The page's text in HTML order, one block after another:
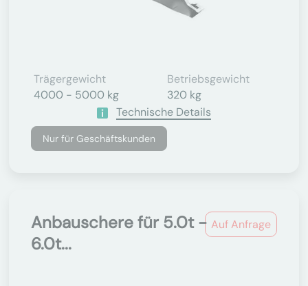
Trägergewicht
4000 - 5000 kg
Betriebsgewicht
320 kg
Technische Details
Nur für Geschäftskunden
Auf Anfrage
Anbauschere für 5.0t -
6.0t...